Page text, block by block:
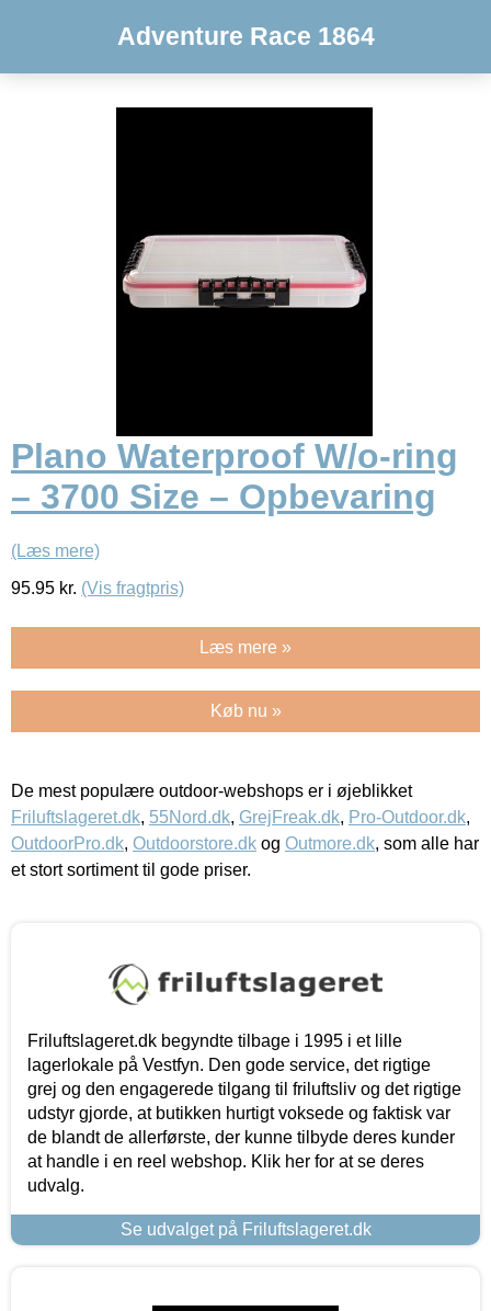
Adventure Race 1864
Plano Waterproof W/o-ring
– 3700 Size – Opbevaring
(Læs mere)
95.95 kr. (Vis fragtpris)
Læs mere »
Køb nu »
De mest populære outdoor-webshops er i øjeblikket
Friluftslageret.dk, 55Nord.dk, GrejFreak.dk, Pro-Outdoor.dk,
OutdoorPro.dk, Outdoorstore.dk og Outmore.dk, som alle har
et stort sortiment til gode priser.
Friluftslageret.dk begyndte tilbage i 1995 i et lille
lagerlokale på Vestfyn. Den gode service, det rigtige
grej og den engagerede tilgang til friluftsliv og det rigtige
udstyr gjorde, at butikken hurtigt voksede og faktisk var
de blandt de allerførste, der kunne tilbyde deres kunder
at handle i en reel webshop. Klik her for at se deres
udvalg.
Se udvalget på Friluftslageret.dk